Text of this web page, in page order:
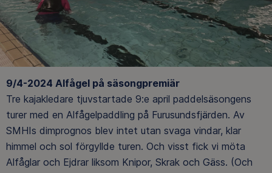
9/4-2024 Alfågel på säsongpremiär
Tre kajakledare tjuvstartade 9:e april paddelsäsongens
turer med en Alfågelpaddling på Furusundsfjärden. Av
SMHIs dimprognos blev intet utan svaga vindar, klar
himmel och sol förgyllde turen. Och visst fick vi möta
Alfåglar och Ejdrar liksom Knipor, Skrak och Gäss. (Och